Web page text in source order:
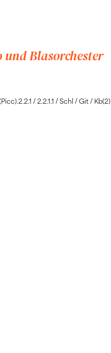
Blasorchester
/ 2.2.1.1 / Schl / Git / Kb(2)